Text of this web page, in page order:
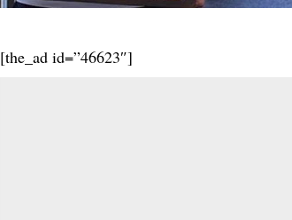
[the_ad id=”46623″]